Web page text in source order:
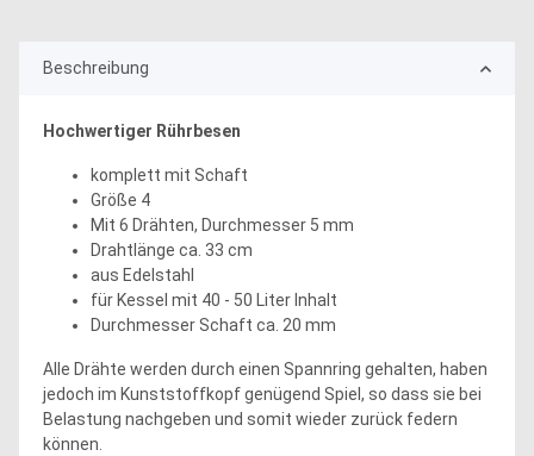
Beschreibung
Hochwertiger Rührbesen
komplett mit Schaft
Größe 4
Mit 6 Drähten, Durchmesser 5 mm
Drahtlänge ca. 33 cm
aus Edelstahl
für Kessel mit 40 - 50 Liter Inhalt
Durchmesser Schaft ca. 20 mm
Alle Drähte werden durch einen Spannring gehalten, haben
jedoch im Kunststoffkopf genügend Spiel, so dass sie bei
Belastung nachgeben und somit wieder zurück federn
können.